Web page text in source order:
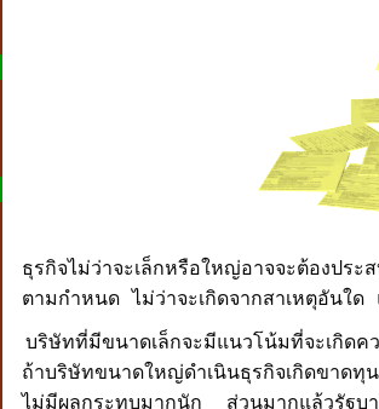
ธุรกิจไม่ว่าจะเล็กหรือใหญ่อาจจะต้องปร
ตามกำหนด ไม่ว่าจะเกิดจากสาเหตุอันใด
บริษัทที่มีขนาดเล็กจะมีแนวโน้มที่จะเกิด
ถ้าบริษัทขนาดใหญ่ดำเนินธุรกิจเกิดขาด
ไม่มีผลกระทบมากนัก ส่วนมากแล้วรัฐบา